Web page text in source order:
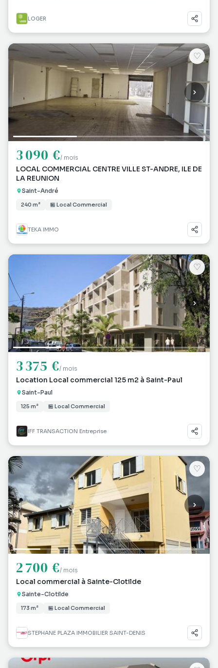
LOGER
♡
3 090 €/ mois
LOCAL COMMERCIAL CENTRE VILLE ST-ANDRE, ILE DE
LA REUNION
Saint-André
240 m² 🏪 Local Commercial
TEKA IMMO
♡
3 375 €/ mois
Location Local commercial 125 m2 à Saint-Paul
Saint-Paul
125 m² 🏪 Local Commercial
IFF TRANSACTION Entreprise
♡
2 700 €/ mois
Local commercial à Sainte-Clotilde
Sainte-Clotilde
173 m² 🏪 Local Commercial
STEPHANE PLAZA IMMOBILIER SAINT-DENIS